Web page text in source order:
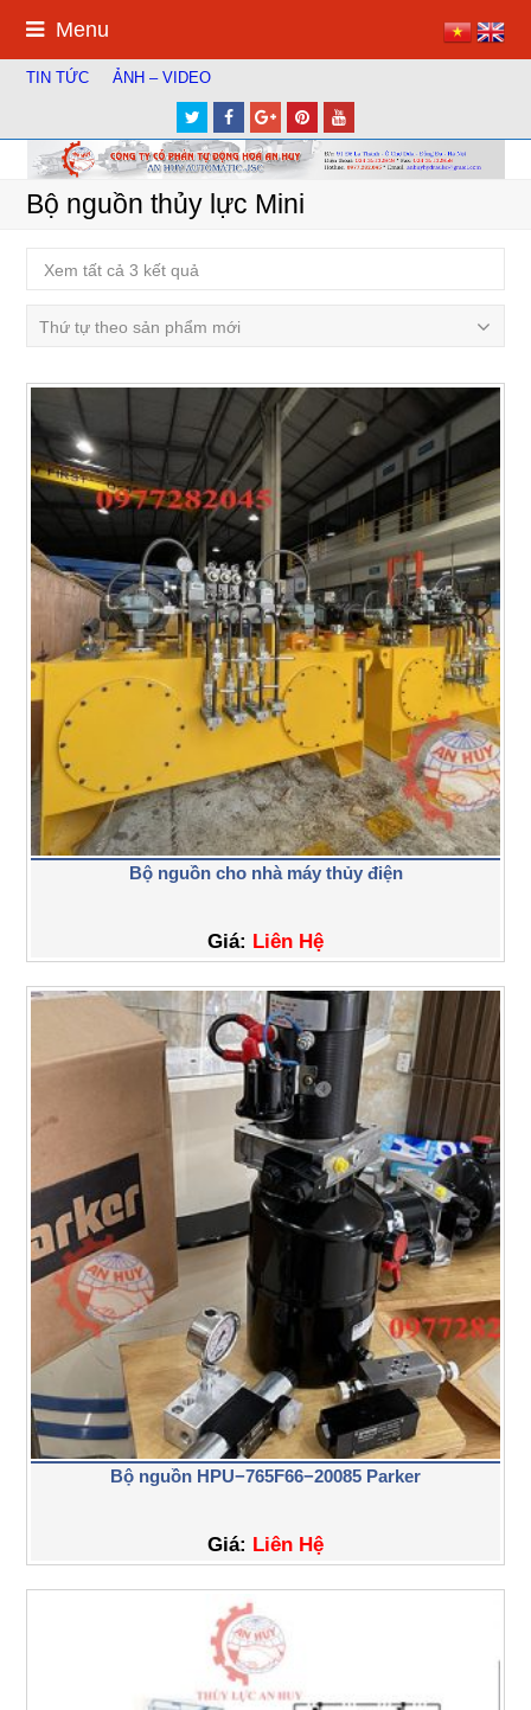
Menu
TIN TỨC ẢNH – VIDEO
TwitterFacebook
Google
Plus
Pinterest
Bộ nguồn thủy lực Mini
Xem tất cả 3 kết quả
Thứ tự theo sản phẩm mới
Bộ nguồn cho nhà máy thủy điện
Giá: Liên Hệ
Bộ nguồn HPU−765F66−20085 Parker
Giá: Liên Hệ